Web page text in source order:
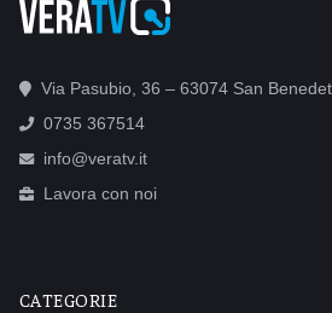
Via Pasubio, 36 – 63074 San
0735 367514
info@veratv.it
Lavora con noi
CATEGORIE